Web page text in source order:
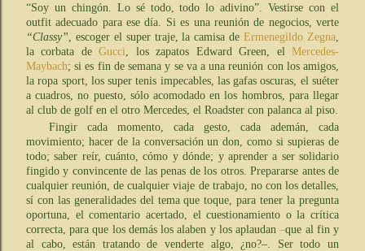
“Soy un chingón. Lo sé todo, todo lo adivino”. Vestirse con el
outfit adecuado para ese día. Si es una reunión de negocios, verte
“Classy”, escoger el super traje, la camisa deErmenegildo Zegna,
la corbata deGucci, los zapatos Edward Green, elMercedes-
Maybach; si es fin de semana y se va a una reunión con los amigos,
la ropa sport, los super tenis impecables, las gafas oscuras, el suéter
a cuadros, no puesto, sólo acomodado en los hombros, para llegar
al club de golf en el otro Mercedes, el Roadster con palanca al piso.
Fingir cada momento, cada gesto, cada ademán, cada
movimiento; hacer de la conversación un don, como si supieras de
todo; saber reír, cuánto, cómo y dónde; y aprender a ser solidario
fingido y convincente de las penas de los otros. Prepararse antes de
cualquier reunión, de cualquier viaje de trabajo, no con los detalles,
sí con las generalidades del tema que toque, para tener la pregunta
oportuna, el comentario acertado, el cuestionamiento o la crítica
correcta, para que los demás los alaben y los aplaudan–que al fin y
al cabo, están tratando de venderte algo, ¿no?–. Ser todo un